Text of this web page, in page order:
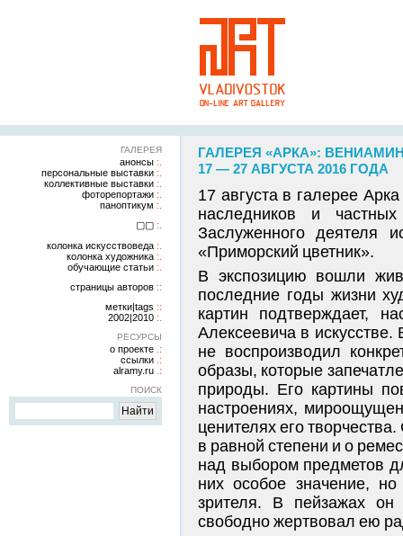
ГАЛЕРЕЯ
анонсы
персональные выставки
коллективные выставки
фоторепортажи
паноптикум
▢▢
колонка искусствоведа
колонка художника
обучающие статьи
страницы авторов
метки|tags
2002|2010
РЕСУРСЫ
о проекте
ссылки
alramy.ru
ПОИСК
ГАЛЕРЕЯ «АРКА»:
17 — 27 АВГУСТА 2016 ГОДА
17 августа в галерее
наследников и частных
Заслуженного деятеля
«Приморский цветник».
В экспозицию вошли
последние годы жизни
картин подтверждает,
Алексеевича в искусстве.
не воспроизводил
образы, которые
природы. Его картины
настроениях,
ценителях его
в равной степени и о
над выбором предметов
них особое значение,
зрителя. В пейзажах он
свободно жертвовал ею